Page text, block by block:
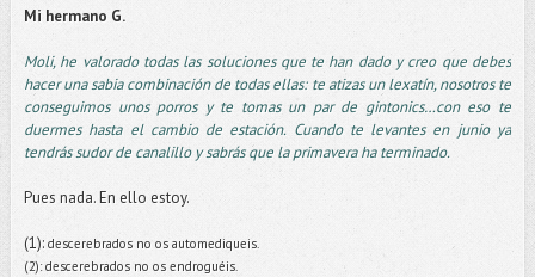
Mi hermano G.
Moli, he valorado todas las soluciones que te han dado y creo que debes
hacer una sabia combinación de todas ellas: te atizas un lexatín, nosotros te
conseguimos unos porros y te tomas un par de gintonics…con eso te
duermes hasta el cambio de estación. Cuando te levantes en junio ya
tendrás sudor de canalillo y sabrás que la primavera ha terminado.
Pues nada. En ello estoy.
(1): descerebrados no os automediqueis.
(2): descerebrados no os endroguéis.